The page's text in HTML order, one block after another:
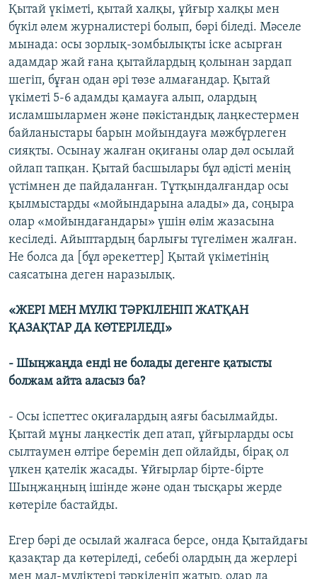
Қытай үкіметі, қытай халқы, ұйғыр халқы мен
бүкіл әлем журналистері болып, бәрі біледі. Мәселе
мынада: осы зорлық-зомбылықты іске асырған
адамдар жай ғана қытайлардың қолынан зардап
шегіп, бұған одан әрі төзе алмағандар. Қытай
үкіметі 5-6 адамды қамауға алып, олардың
исламшылармен және пәкістандық лаңкестермен
байланыстары барын мойындауға мәжбүрлеген
сияқты. Осынау жалған оқиғаны олар дәл осылай
ойлап тапқан. Қытай басшылары бұл әдісті менің
үстімнен де пайдаланған. Тұтқындалғандар осы
қылмыстарды «мойындарына алады» да, соңыра
олар «мойындағандары» үшін өлім жазасына
кесіледі. Айыптардың барлығы түгелімен жалған.
Не болса да [бұл әрекеттер] Қытай үкіметінің
саясатына деген наразылық.
«ЖЕРІ МЕН МҮЛКІ ТӘРКІЛЕНІП ЖАТҚАН
ҚАЗАҚТАР ДА КӨТЕРІЛЕДІ»
- Шыңжаңда енді не болады дегенге қатысты
болжам айта аласыз ба?
- Осы іспеттес оқиғалардың аяғы басылмайды.
Қытай мұны лаңкестік деп атап, ұйғырларды осы
сылтаумен өлтіре беремін деп ойлайды, бірақ ол
үлкен қателік жасады. Ұйғырлар бірте-бірте
Шыңжаңның ішінде және одан тысқары жерде
көтеріле бастайды.
Егер бәрі де осылай жалғаса берсе, онда Қытайдағы
қазақтар да көтеріледі, себебі олардың да жерлері